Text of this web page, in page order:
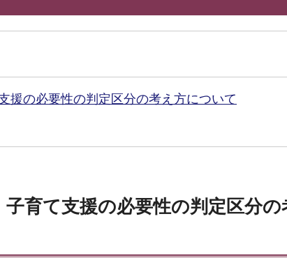
援の必要性の判定区分の考え方について
育て支援の必要性の判定区分